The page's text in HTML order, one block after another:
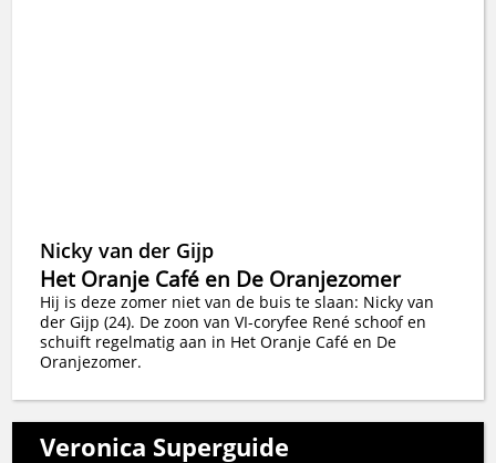
Nicky van der Gijp
Het Oranje Café en De Oranjezomer
Hij is deze zomer niet van de buis te slaan: Nicky van
der Gijp (24). De zoon van VI-coryfee René schoof en
schuift regelmatig aan in Het Oranje Café en De
Oranjezomer.
Veronica Superguide